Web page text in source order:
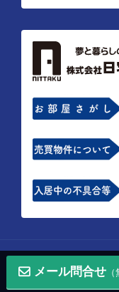
メール問合せ